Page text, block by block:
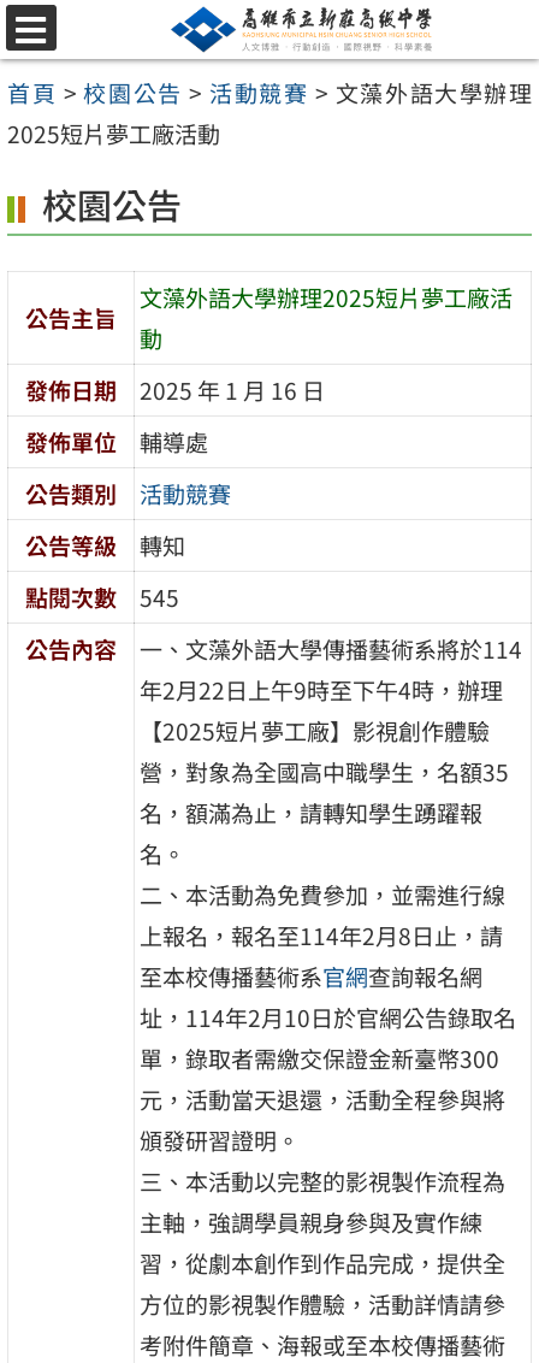
跳
至
主
要
容
區
選
單
首頁 >校園公告 > 活動競賽 > 文藻外語大學辦理
2025短片夢工廠活動
校園公告
公告主旨
文藻外語大學辦理2025短片夢工廠活
動
發佈日期
2025 年 1 月 16 日
發佈單位
輔導處
公告類別
活動競賽
公告等級
轉知
點閱次數
545
公告內容
一、文藻外語大學傳播藝術系將於114
年2月22日上午9時至下午4時，辦理
【2025短片夢工廠】影視創作體驗
營，對象為全國高中職學生，名額35
名，額滿為止，請轉知學生踴躍報
名。
二、本活動為免費參加，並需進行線
上報名，報名至114年2月8日止，請
至本校傳播藝術系官網查詢報名網
址，114年2月10日於官網公告錄取名
單，錄取者需繳交保證金新臺幣300
元，活動當天退還，活動全程參與將
頒發研習證明。
三、本活動以完整的影視製作流程為
主軸，強調學員親身參與及實作練
習，從劇本創作到作品完成，提供全
方位的影視製作體驗，活動詳情請參
考附件簡章、海報或至本校傳播藝術